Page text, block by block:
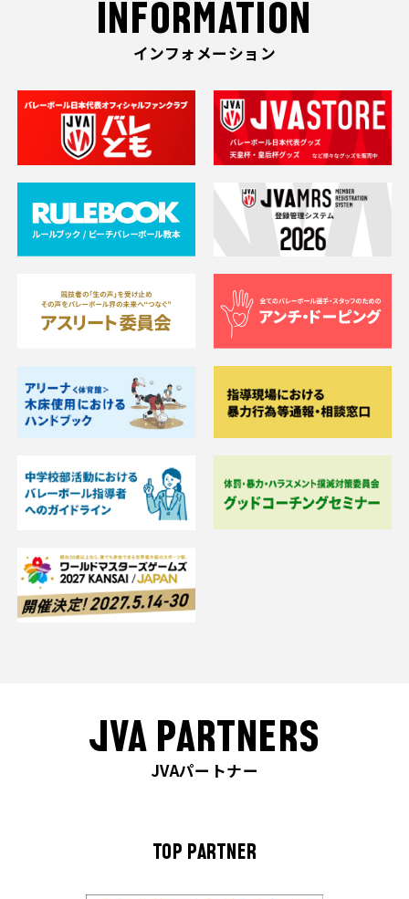
INFORMATION
インフォメーション
JVA PARTNERS
JVAパートナー
TOP PARTNER